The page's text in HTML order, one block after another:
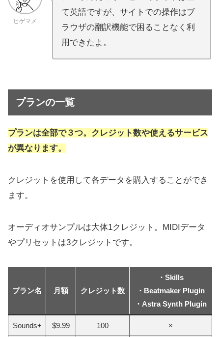
ヒゲマメ
て英語ですが、サイトでの操作はブ
ラウザの翻訳機能で困ることなく利
用できたよ。
プランの一覧
プランは全部で３つ。クレジット数や使えるサービス
が異なります。
クレジットを使用して各データを購入することができ
ます。
オーディオサンプルは大体1クレジット。MIDIデータ
やプリセットは3クレジットです。
プラン名 月額 クレジット数
・Skills
・Beatmaker Plugin
・Astra Synth Plugin
Sounds+ $9.99 100 ×